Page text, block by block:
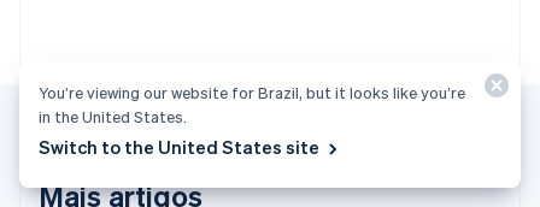
Mais artigos
Dinamarca
English
Emirados Árabes Unidos
You’re viewing our website for Brazil, but it looks like you’re
in the United States.
Switch to the United States site